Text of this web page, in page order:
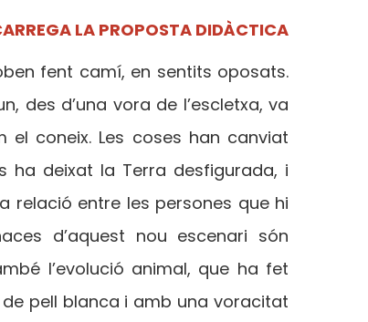
LA PROPOSTA DIDÀCTICA
fent camí, en sentits oposats.
des d’una vora de l’escletxa, va
coneix. Les coses han canviat
ha deixat la Terra desfigurada, i
relació entre les persones que hi
d’aquest nou escenari són
l’evolució animal, que ha fet
pell blanca i amb una voracitat